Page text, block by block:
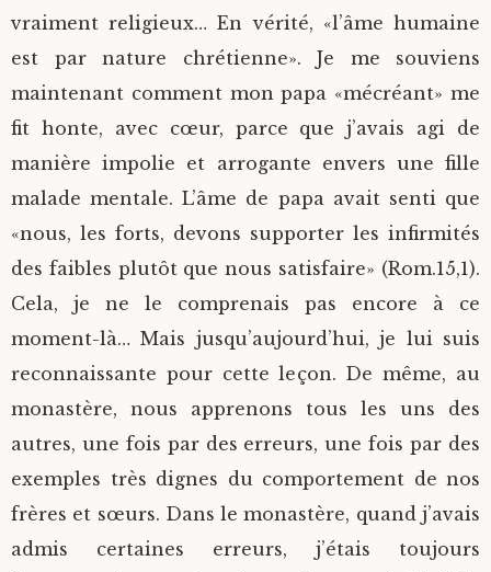
vraiment religieux… En vérité, «l’âme humaine
est par nature chrétienne». Je me souviens
maintenant comment mon papa «mécréant» me
fit honte, avec cœur, parce que j’avais agi de
manière impolie et arrogante envers une fille
malade mentale. L’âme de papa avait senti que
«nous, les forts, devons supporter les infirmités
des faibles plutôt que nous satisfaire» (Rom.15,1).
Cela, je ne le comprenais pas encore à ce
moment-là… Mais jusqu’aujourd’hui, je lui suis
reconnaissante pour cette leçon. De même, au
monastère, nous apprenons tous les uns des
autres, une fois par des erreurs, une fois par des
exemples très dignes du comportement de nos
frères et sœurs. Dans le monastère, quand j’avais
admis certaines erreurs, j’étais toujours